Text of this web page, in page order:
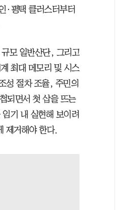
·평택 클러스터부터
모 일반산단, 그리고
최대 메모리 및 시스
성 절차 조율, 주민의
되면서 첫 삽을 뜨는
기 내 실현해 보이려
제거해야 한다.